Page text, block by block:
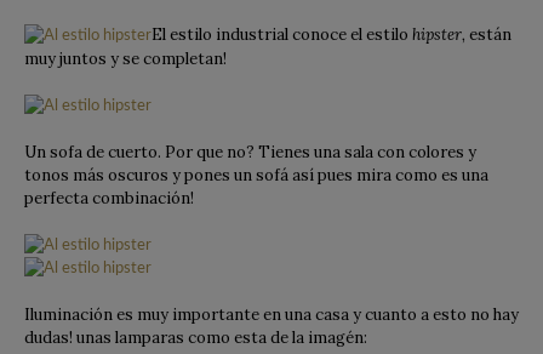
El estilo industrial conoce el estilo hipster, están
muy juntos y se completan!
Un sofa de cuerto. Por que no? Tienes una sala con colores y
tonos más oscuros y pones un sofá así pues mira como es una
perfecta combinación!
Iluminación es muy importante en una casa y cuanto a esto no hay
dudas! unas lamparas como esta de la imagén: